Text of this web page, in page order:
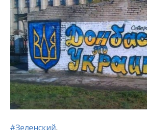
#Зеленский,